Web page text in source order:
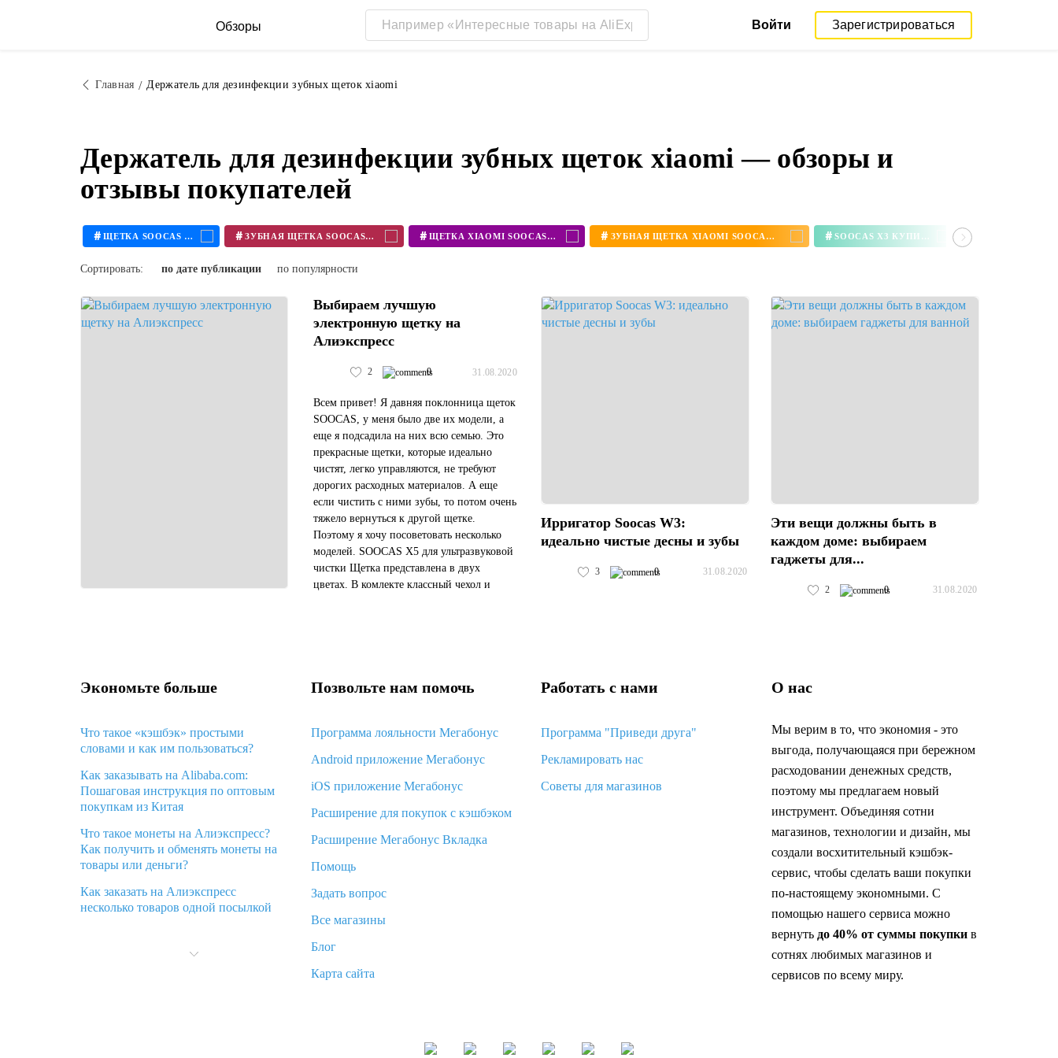
Обзоры Войти Зарегистрироваться
Главная Держатель для дезинфекции зубных щеток xiaomi
Держатель для дезинфекции зубных щеток xiaomi — обзоры и
отзывы покупателей
# ЩЕТКА SOOCAS X3 # ЗУБНАЯ ЩЕТКА SOOCAS X3 # ЩЕТКА XIAOMI SOOCAS X3 # ЗУБНАЯ ЩЕТКА XIAOMI SOOCAS X3 # SOOCAS X3 КУПИТЬ #
Сортировать: по дате публикации по популярности
Выбираем лучшую
электронную щетку на
Алиэкспресс
2 0 31.08.2020
Всем привет! Я давняя поклонница щеток
SOOCAS, у меня было две их модели, а
еще я подсадила на них всю семью. Это
прекрасные щетки, которые идеально
чистят, легко управляются, не требуют
дорогих расходных материалов. А еще
если чистить с ними зубы, то потом очень
тяжело вернуться к другой щетке.
Поэтому я хочу посоветовать несколько
моделей. SOOCAS X5 для ультразвуковой
чистки Щетка представлена в двух
цветах. В комлекте классный чехол и
Ирригатор Soocas W3:
идеально чистые десны и зубы
3 0 31.08.2020
Эти вещи должны быть в
каждом доме: выбираем
гаджеты для...
2 0 31.08.2020
Экономьте больше
Что такое «кэшбэк» простыми
словами и как им пользоваться?
Как заказывать на Alibaba.com:
Пошаговая инструкция по оптовым
покупкам из Китая
Что такое монеты на Алиэкспресс?
Как получить и обменять монеты на
товары или деньги?
Как заказать на Алиэкспресс
несколько товаров одной посылкой
Алиэкспресс и что делать?
Позвольте нам помочь
Программа лояльности Мегабонус
Android приложение Мегабонус
iOS приложение Мегабонус
Расширение для покупок с кэшбэком
Расширение Мегабонус Вкладка
Помощь
Задать вопрос
Все магазины
Блог
Карта сайта
Работать с нами
Программа "Приведи друга"
Рекламировать нас
Советы для магазинов
О нас
Мы верим в то, что экономия - это
выгода, получающаяся при бережном
расходовании денежных средств,
поэтому мы предлагаем новый
инструмент. Объединяя сотни
магазинов, технологии и дизайн, мы
создали восхитительный кэшбэк-
сервис, чтобы сделать ваши покупки
по-настоящему экономными. С
помощью нашего сервиса можно
вернуть до 40% от суммы покупкив
сотнях любимых магазинов и
сервисов по всему миру.